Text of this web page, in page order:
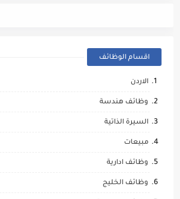
اقسام الوظائف
الاردن
وظائف هندسة
السيرة الذاتية
مبيعات
وظائف ادارية
وظائف الخليج